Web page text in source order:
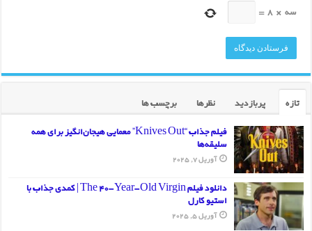
سه ×
8
=
تازه پربازدید نظرها
برچسب ها
فیلم جذاب “Knives Out” معمایی هیجان‌انگیز برای همه
سلیقه‌ها
آوریل 7, 2025
دانلود فیلم The 40-Year-Old Virgin | کمدی جذاب با
استیو کارل
آوریل 5, 2025